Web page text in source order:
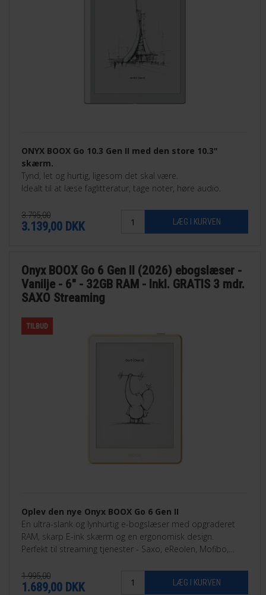
ONYX BOOX Go 10.3 Gen II med den store 10.3"
skærm.
Tynd, let og hurtig, ligesom det skal være.
Idealt til at læse faglitteratur, tage noter, høre audio.
3.795,00
3.139,00 DKK
Onyx BOOX Go 6 Gen II (2026) ebogslæser -
Vanilje - 6" - 32GB RAM - Inkl. GRATIS 3 mdr.
SAXO Streaming
TILBUD
Oplev den nye Onyx BOOX Go 6 Gen II
En ultra-slank og lynhurtig e-bogslæser med opgraderet
RAM, skarp E-ink skærm og en ergonomisk design.
Perfekt til streaming tjenester - Saxo, eReolen, Mofibo,
1.995,00
1.689,00 DKK